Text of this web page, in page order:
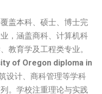
盖本科、硕士、博士完
，涵盖商科、计算机科
教育学及工程类专业。
of Oregon diploma in
设计、商科管理等学科
。学校注重理论与实践